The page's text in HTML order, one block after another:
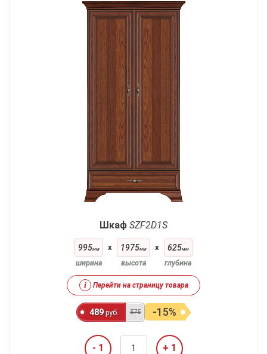
Шкаф SZF2D1S
995мм
ширина
x 1975мм
высота
x 625мм
глубина
i Перейти на страницу товара
489 руб. 575 -15%
- 1 + 1